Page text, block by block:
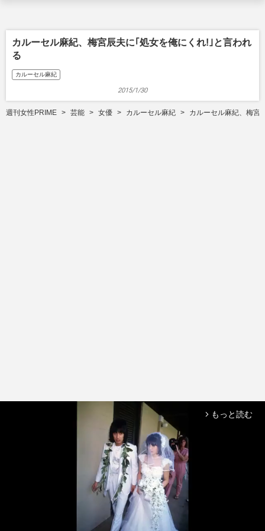
カルーセル麻紀、梅宮辰夫に｢処女を俺にくれ!｣と言われ
る
カルーセル麻紀
2015/1/30
週刊女性PRIME 芸能 女優 カルーセル麻紀 カルーセル麻紀、梅宮
arrow_forward_ios もっと読む